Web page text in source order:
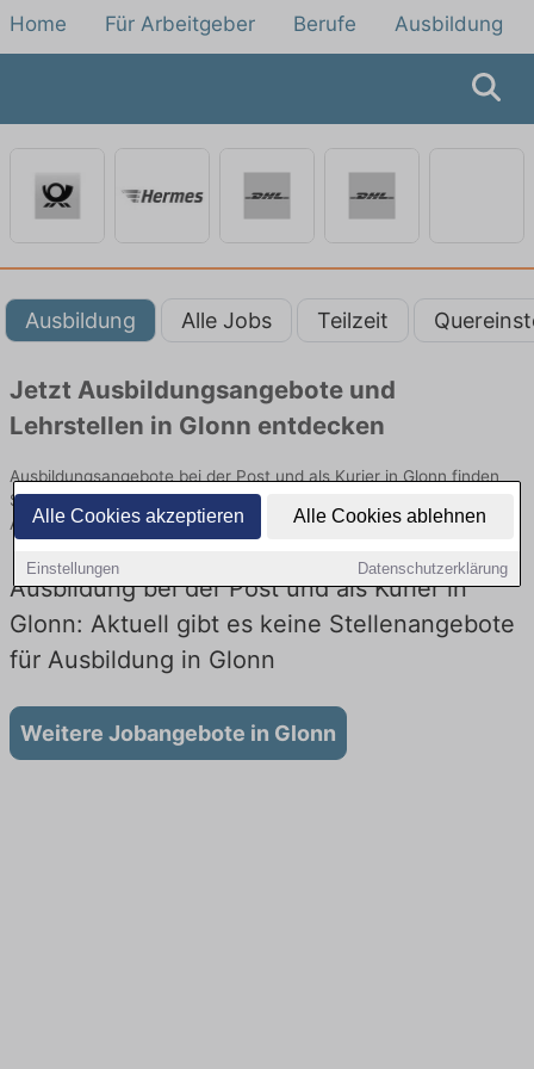
Alle Cookies akzeptieren Alle Cookies ablehnen
Einstellungen Datenschutzerklärung
Home Für Arbeitgeber Berufe Ausbildung
Ausbildung Alle Jobs Teilzeit
Jetzt Ausbildungsangebote und
Lehrstellen in Glonn entdecken
Ausbildungsangebote bei der Post und als Kurier in Glonn finden
Sie von namhaften Firmen. Entdecken Sie freie Optionen von Top-
Arbeitgebern und bewerben Sie sich noch heute.
Ausbildung bei der Post und als Kurier in
Glonn: Aktuell gibt es keine Stellenangebote
für Ausbildung in Glonn
Weitere Jobangebote in Glonn